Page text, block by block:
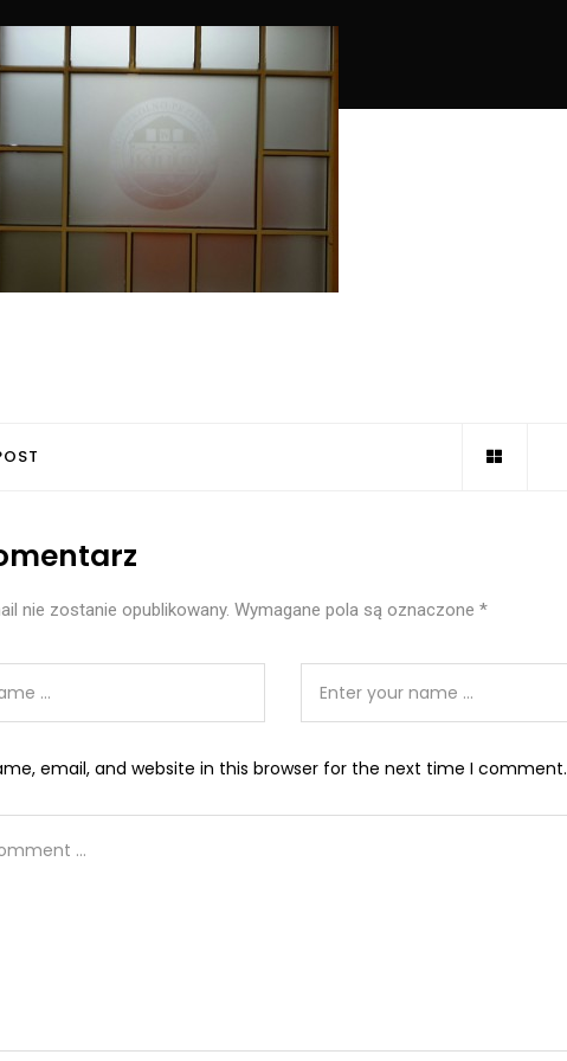
nie zostanie opublikowany. Wymagane pola są oznaczone *
email, and website in this browser for the next time I comment.